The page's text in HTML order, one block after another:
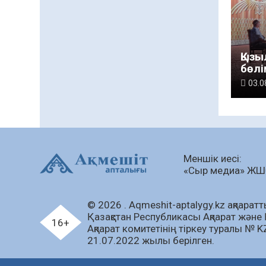
Меншік иесі:
«Сыр медиа»
16+
© 2026 . Аqmeshit-aptalygy.kz ақпараттық
Қазақстан Республикасы Ақпарат
Ақпарат комитетінің тіркеу туралы №
21.07.2022 жылы берілген.